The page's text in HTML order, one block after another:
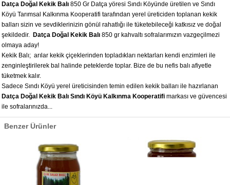
Datça Doğal Kekik Balı 850 Gr Datça yöresi Sındı Köyünde üretilen ve Sındı
Köyü Tarımsal Kalkınma Kooperatifi tarafından yerel üreticiden toplanan kekik
balları sizin ve sevdiklerinizin gönül rahatlığı ile tüketebileceği katkısız ve doğal
şekildedir. Datça Doğal Kekik Balı 850 gr kahvaltı sofralarımızın vazgeçilmezi
olmaya aday!
Kekik Balı; arılar kekik çiçeklerinden topladıkları nektarları kendi enzimleri ile
zenginleştirilerek bal halinde peteklerde toplar. Bize de bu nefis balı afiyetle
tüketmek kalır.
Sadece Sındı Köyü yerel üreticisinden temin edilen kekik balları ile hazırlanan
Datça Doğal Kekik Balı Sındı Köyü Kalkınma Kooperatifi markası ve güvencesi
ile sofralarınızda...
Benzer Ürünler